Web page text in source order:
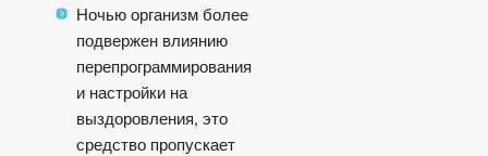
Ночью организм более
подвержен влиянию
перепрограммирования
и настройки на
выздоровления, это
средство пропускает